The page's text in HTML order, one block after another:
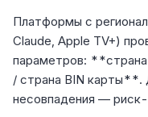
Платформы с
Claude, Apple TV+)
параметров: **страна
/ страна BIN карты**.
несовпадения —